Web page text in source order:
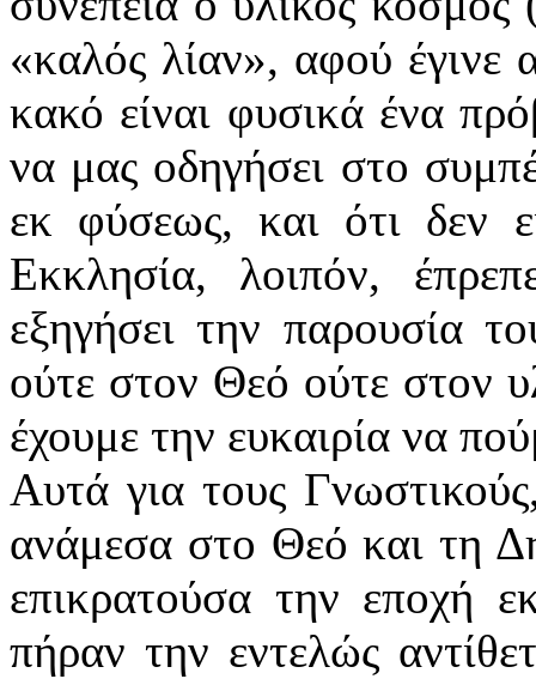
«καλός λίαν», αφού
κακό είναι φυσικά ένα
να μας οδηγήσει στο
εκ φύσεως, και ότι δεν
Εκκλησία, λοιπόν,
εξηγήσει την παρουσία
ούτε στον Θεό ούτε στον
έχουμε την ευκαιρία να
Αυτά για τους
ανάμεσα στο Θεό και τη
επικρατούσα την εποχή
πήραν την εντελώς